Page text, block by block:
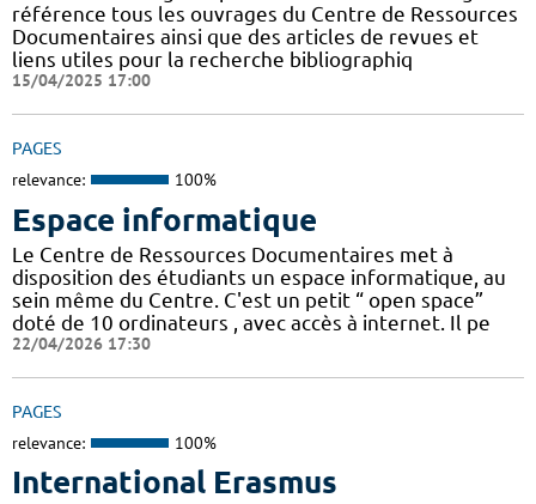
référence tous les ouvrages du Centre de Ressources
Documentaires ainsi que des articles de revues et
liens utiles pour la recherche bibliographiq
15/04/2025 17:00
PAGES
relevance: 100%
Espace informatique
Le Centre de Ressources Documentaires met à
disposition des étudiants un espace informatique, au
sein même du Centre. C'est un petit “ open space”
doté de 10 ordinateurs , avec accès à internet. Il pe
22/04/2026 17:30
PAGES
relevance: 100%
International Erasmus